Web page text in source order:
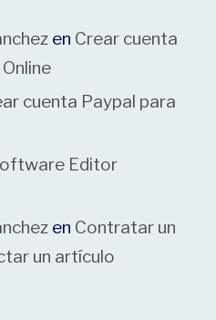
en Crear cuenta
cuenta Paypal para
Editor
en Contratar un
un artículo